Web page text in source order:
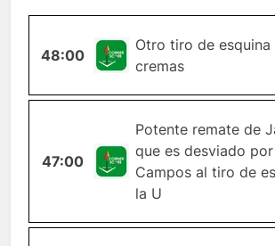
48:00ESQUINA
Otro tiro de esquina
cremas
47:00ESQUINA
Potente remate de
que es desviado
Campos al tiro de
la U